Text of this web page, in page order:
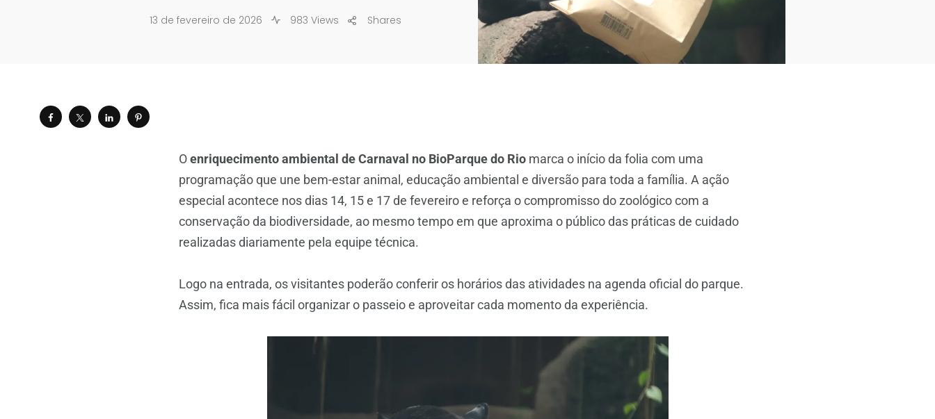
13 de fevereiro de 2026 983 Views Shares
Oenriquecimento ambiental de Carnaval no BioParque do Rio marca o início da folia com uma
programação que une bem-estar animal, educação ambiental e diversão para toda a família. A ação
especial acontece nos dias 14, 15 e 17 de fevereiro e reforça o compromisso do zoológico com a
conservação da biodiversidade, ao mesmo tempo em que aproxima o público das práticas de cuidado
realizadas diariamente pela equipe técnica.
Logo na entrada, os visitantes poderão conferir os horários das atividades na agenda oficial do parque.
Assim, fica mais fácil organizar o passeio e aproveitar cada momento da experiência.